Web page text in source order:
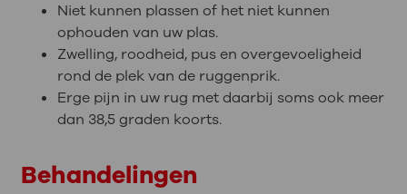
Niet kunnen plassen of het niet kunnen
ophouden van uw plas.
Zwelling, roodheid, pus en overgevoeligheid
rond de plek van de ruggenprik.
Erge pijn in uw rug met daarbij soms ook meer
dan 38,5 graden koorts.
Behandelingen